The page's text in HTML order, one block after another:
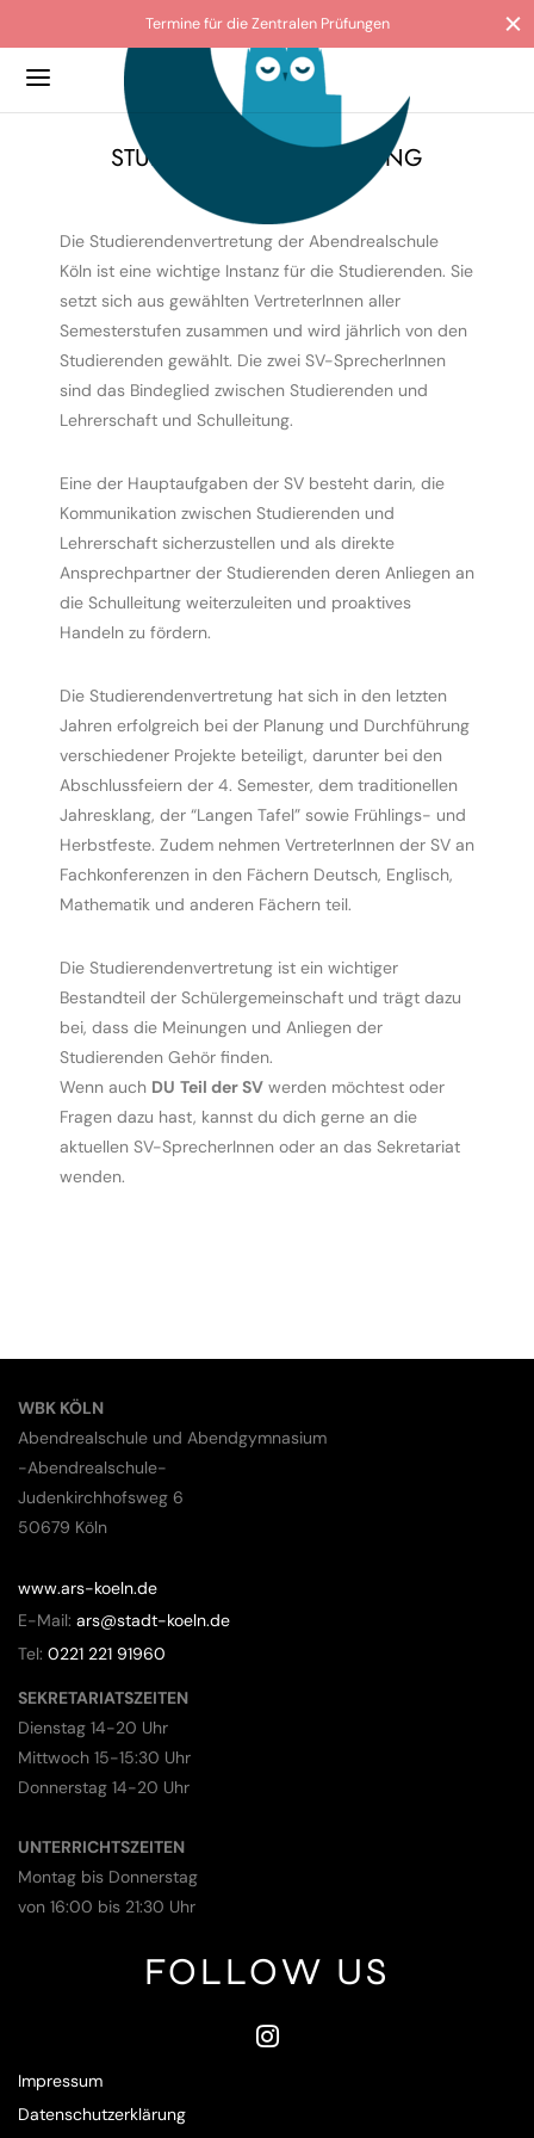
Termine für die Zentralen Prüfungen
STUDIERENDENVERTRETUNG
Die Studierendenvertretung der Abendrealschule
Köln ist eine wichtige Instanz für die Studierenden. Sie
setzt sich aus gewählten VertreterInnen aller
Semesterstufen zusammen und wird jährlich von den
Studierenden gewählt. Die zwei SV-SprecherInnen
sind das Bindeglied zwischen Studierenden und
Lehrerschaft und Schulleitung.
Eine der Hauptaufgaben der SV besteht darin, die
Kommunikation zwischen Studierenden und
Lehrerschaft sicherzustellen und als direkte
Ansprechpartner der Studierenden deren Anliegen an
die Schulleitung weiterzuleiten und proaktives
Handeln zu fördern.
Die Studierendenvertretung hat sich in den letzten
Jahren erfolgreich bei der Planung und Durchführung
verschiedener Projekte beteiligt, darunter bei den
Abschlussfeiern der 4. Semester, dem traditionellen
Jahresklang, der “Langen Tafel” sowie Frühlings- und
Herbstfeste. Zudem nehmen VertreterInnen der SV an
Fachkonferenzen in den Fächern Deutsch, Englisch,
Mathematik und anderen Fächern teil.
Die Studierendenvertretung ist ein wichtiger
Bestandteil der Schülergemeinschaft und trägt dazu
bei, dass die Meinungen und Anliegen der
Studierenden Gehör finden.
Wenn auch DU Teil der SV werden möchtest oder
Fragen dazu hast, kannst du dich gerne an die
aktuellen SV-SprecherInnen oder an das Sekretariat
wenden.
WBK KÖLN
Abendrealschule und Abendgymnasium
-Abendrealschule-
Judenkirchhofsweg 6
50679 Köln
www.ars-koeln.de
E-Mail: ars@stadt-koeln.de
Tel: 0221 221 91960
SEKRETARIATSZEITEN
Dienstag 14-20 Uhr
Mittwoch 15-15:30 Uhr
Donnerstag 14-20 Uhr
UNTERRICHTSZEITEN
Montag bis Donnerstag
von 16:00 bis 21:30 Uhr
FOLLOW US
Impressum
Datenschutzerklärung
Abendrealschule der Stadt Köln
& Förderung
Prüfungen ZP10
& PROJEKTE
ohne Rassismus